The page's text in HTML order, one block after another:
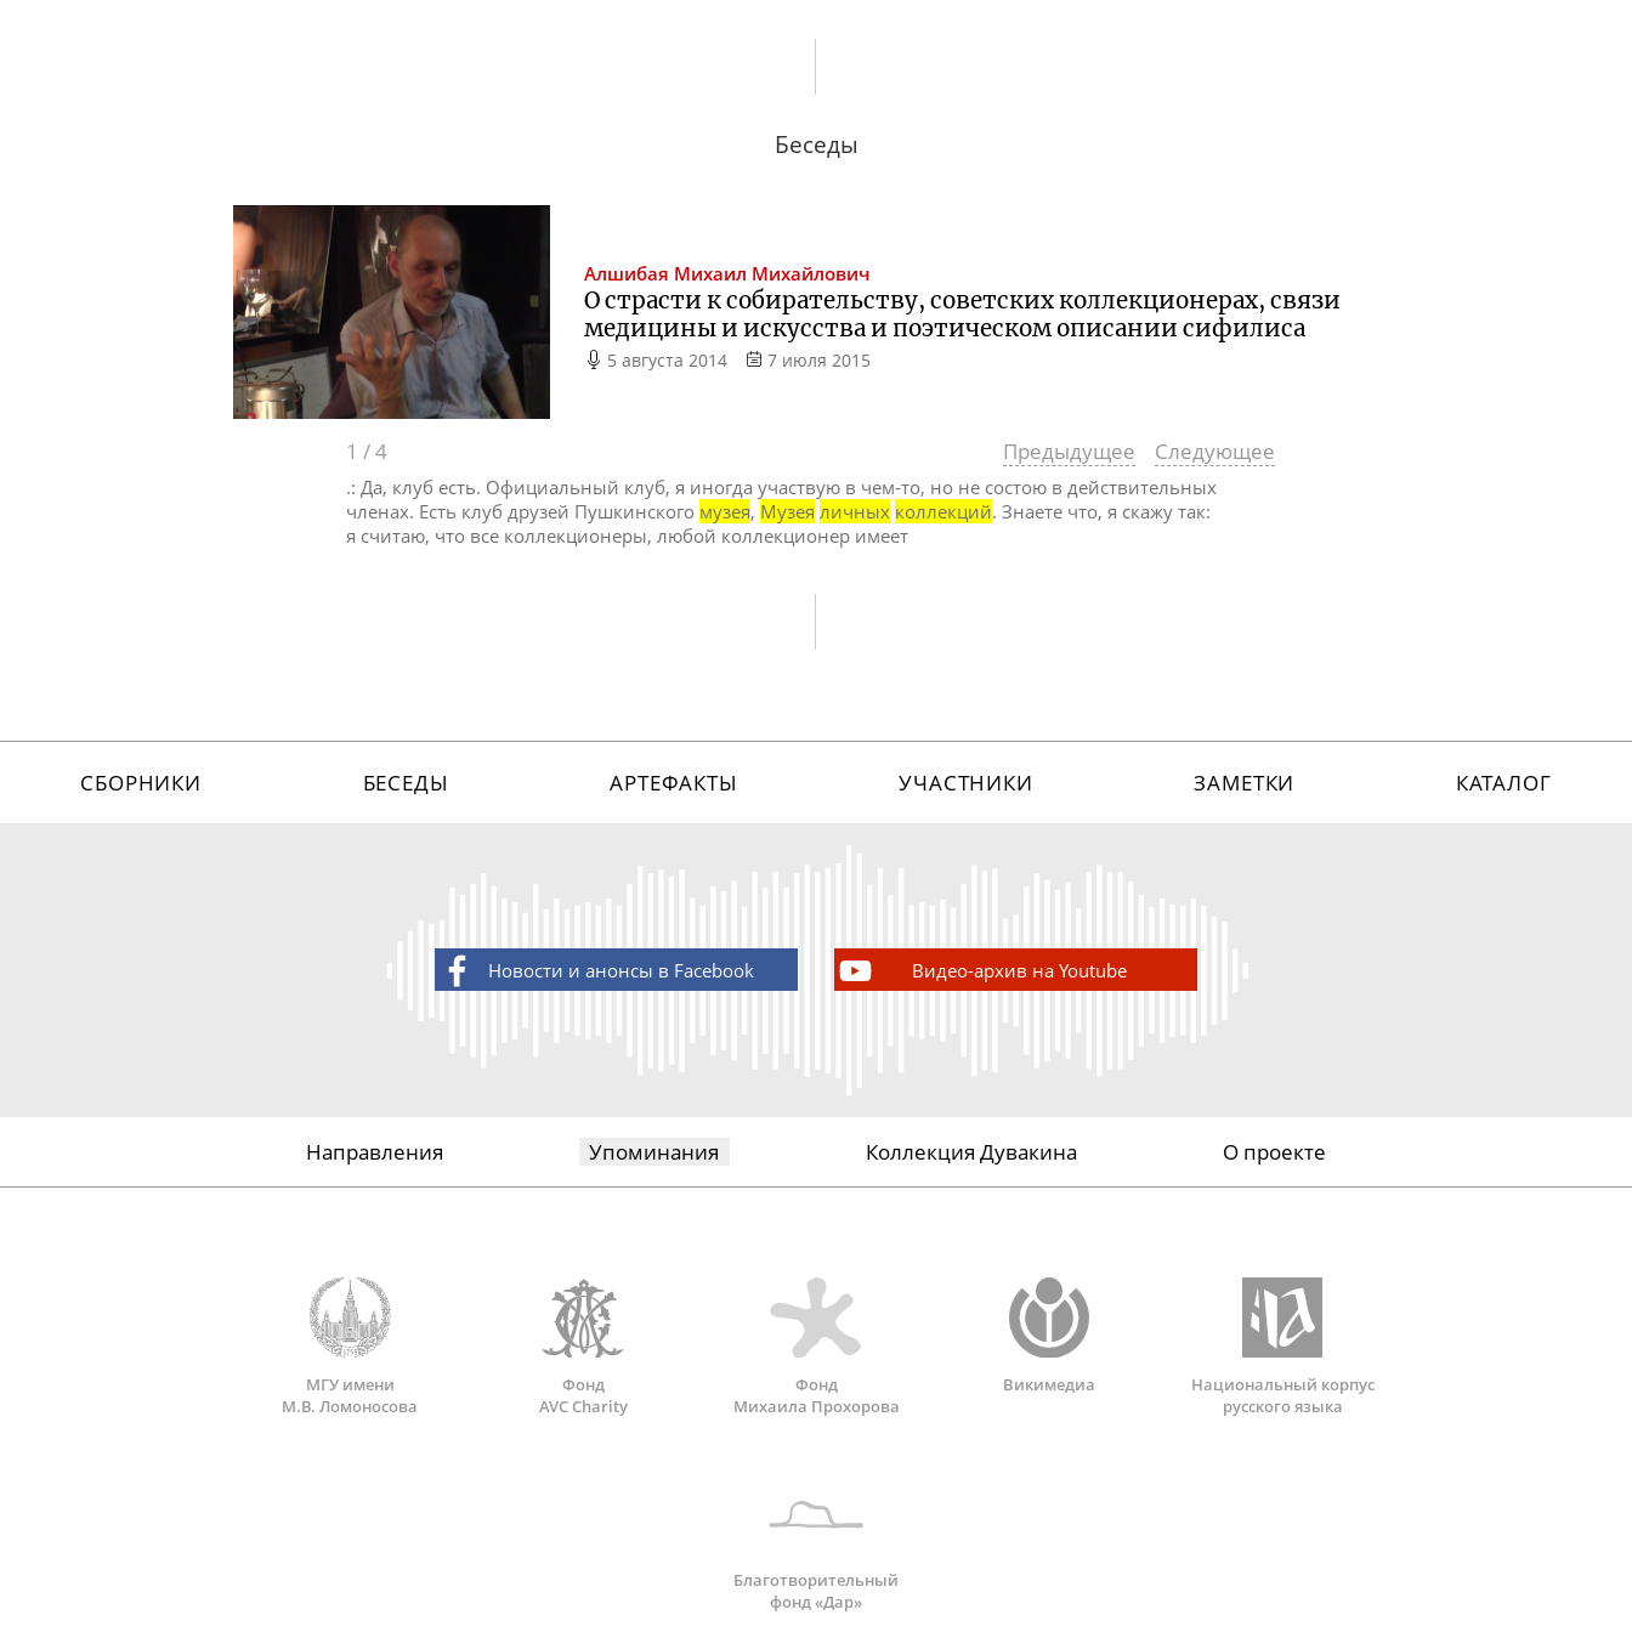
Беседы
Алшибая Михаил Михайлович
О страсти к собирательству, советских коллекционерах, связи
медицины и искусства и поэтическом описании сифилиса
5 августа 2014 7 июля 2015
1 /4 Предыдущее Следующее
.: Да, клуб есть. Официальный клуб, я иногда участвую в чем-то, но не состою в действительных
членах. Есть клуб друзей Пушкинского музея, Музея личных коллекций. Знаете что, я скажу так:
я считаю, что все коллекционеры, любой коллекционер имеет
СБОРНИКИ БЕСЕДЫ АРТЕФАКТЫ УЧАСТНИКИ ЗАМЕТКИ КАТАЛОГ
Новости и анонсы в Facebook Видео-архив на Youtube
Направления Упоминания Коллекция Дувакина О проекте
МГУ имени
М.В. Ломоносова
Фонд
AVC Charity
Фонд
Михаила Прохорова
Викимедиа
Национальный корпус
русского языка
Благотворительный
фонд «Дар»